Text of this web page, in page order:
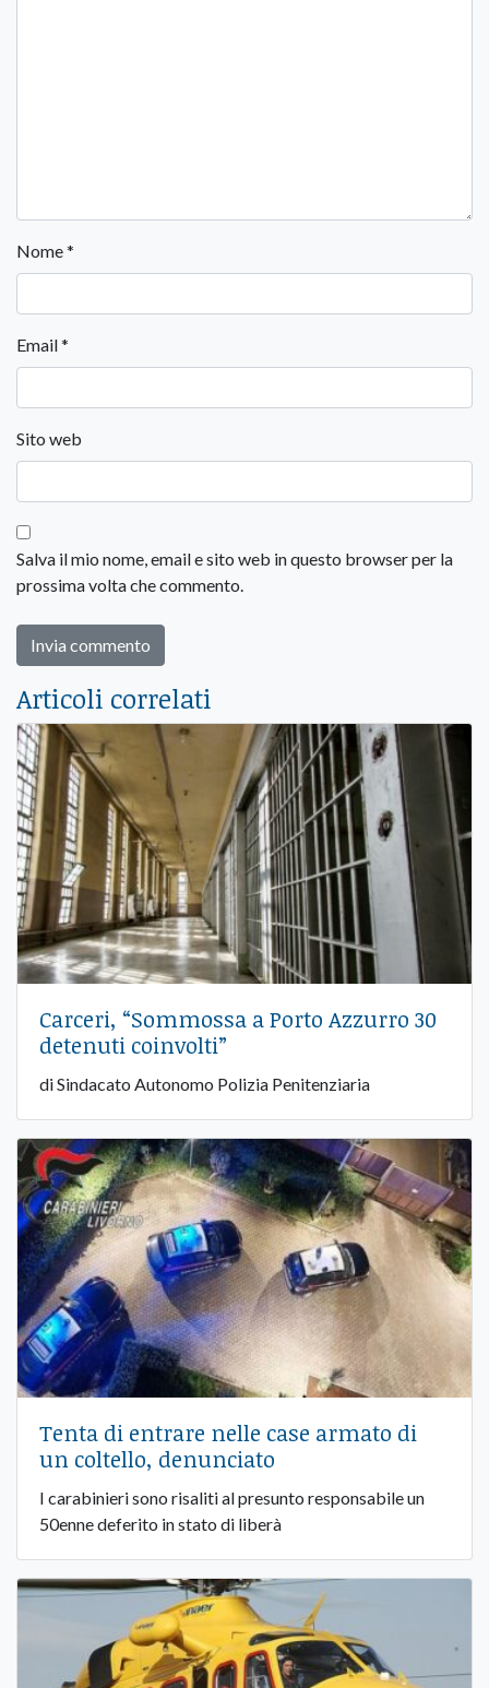
Nome*
Email*
Sito web
Salva il mio nome, email e sito web in questo browser per la
prossima volta che commento.
Articoli correlati
Carceri, “Sommossa a Porto Azzurro 30
detenuti coinvolti”
di Sindacato Autonomo Polizia Penitenziaria
Tenta di entrare nelle case armato di
un coltello, denunciato
I carabinieri sono risaliti al presunto responsabile un
50enne deferito in stato di liberà